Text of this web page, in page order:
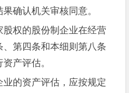
确认机关审核同意。
权的股份制企业在经营
第四条和本细则第八条
产评估。
的资产评估，应按规定